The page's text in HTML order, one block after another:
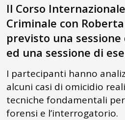
Il Corso
Criminale con
previsto una
ed una sessione di
I partecipanti hanno
alcuni casi di omicidio
tecniche fondamentali
forensi e l’interrogatorio.